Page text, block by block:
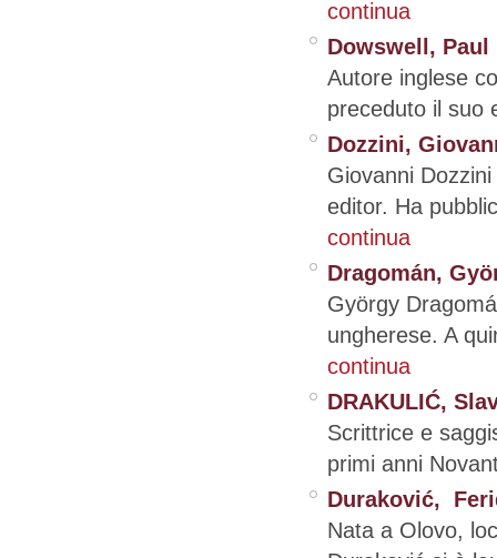
continua
Dowswell, Paul
Autore inglese
preceduto il suo
Dozzini,
Giovanni
editor. Ha
continua
Dragomán,
György
ungherese. A
continua
DRAKULIĆ,
Scrittrice e
primi anni
Duraković,
Nata a Olovo,